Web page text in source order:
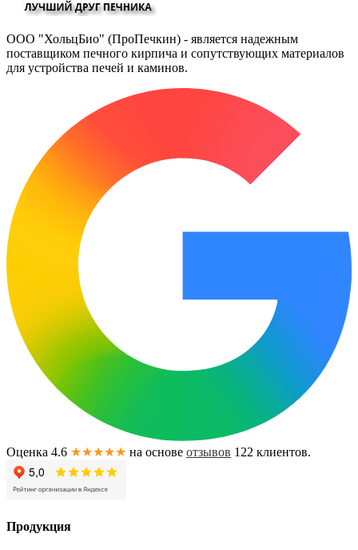
ООО "ХольцБио" (ПроПечкин) - является надежным
поставщиком печного кирпича и сопутствующих материалов
для устройства печей и каминов.
Оценка 4.6 ★★★★★ на основе отзывов 122 клиентов.
Продукция